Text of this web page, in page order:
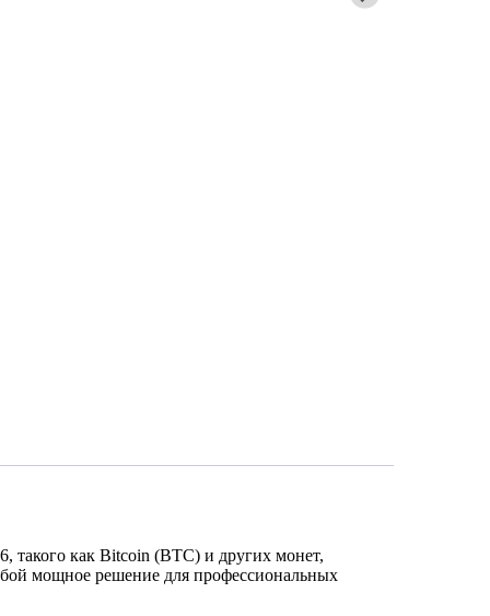
как Bitcoin (BTC) и других монет,
мощное решение для профессиональных